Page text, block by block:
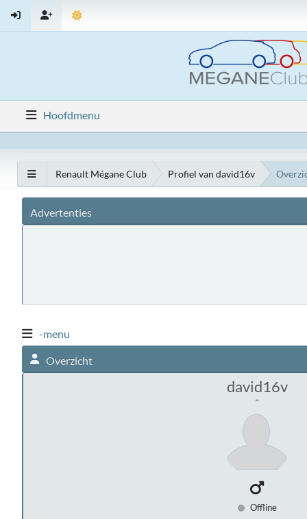
Hoofdmenu
Renault Mégane Club Profiel van david16v
Advertenties
-menu
Overzicht
david16v
-
Offline